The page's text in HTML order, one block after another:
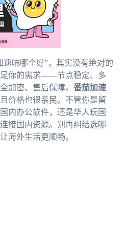
速喵哪个好”，其实没有绝对的
你的需求——节点稳定、多
加密、售后保障。 番茄加速
价格也很亲民。不管你是留
内办公软件，还是华人玩国
接国内资源。别再纠结选哪
海外生活更顺畅。